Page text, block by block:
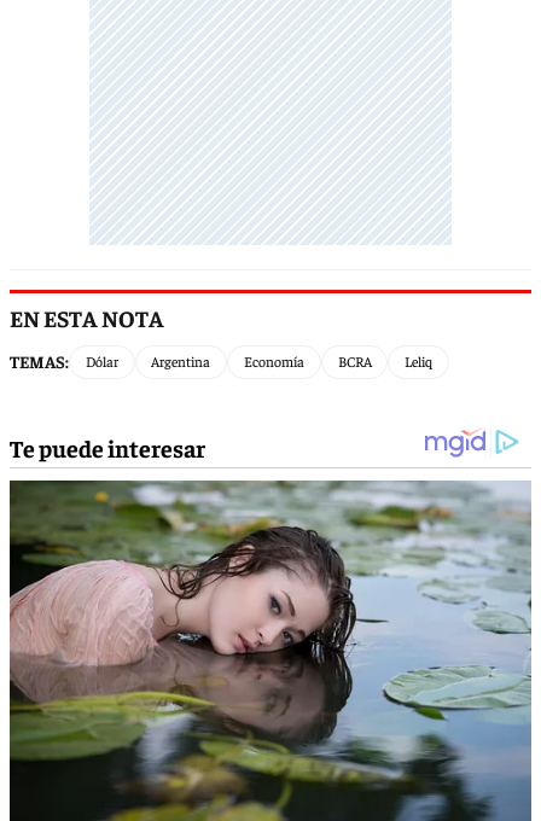
EN ESTA NOTA
TEMAS: Dólar Argentina Economía BCRA Leliq